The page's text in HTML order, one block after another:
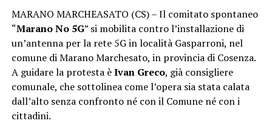
MARANO MARCHEASATO (CS) – Il comitato spontaneo
“Marano No 5G” si mobilita contro l’installazione di
un’antenna per la rete 5G in località Gasparroni, nel
comune di Marano Marchesato, in provincia di Cosenza.
A guidare la protesta èIvan Greco, già consigliere
comunale, che sottolinea come l’opera sia stata calata
dall’alto senza confronto né con il Comune né con i
cittadini.